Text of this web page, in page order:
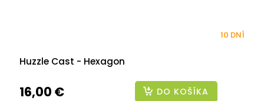
Huzzle Cast - Hexagon
10 DNÍ
16,00 € DO KOŠÍKA